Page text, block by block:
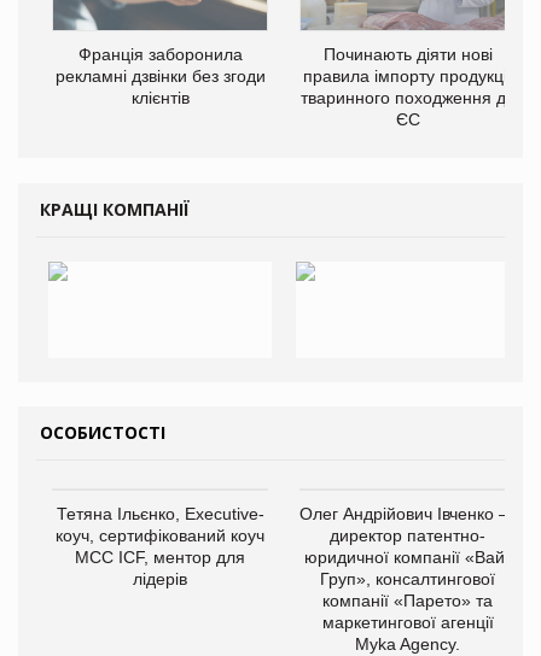
Франція заборонила
рекламні дзвінки без згоди
клієнтів
Починають діяти нові
правила імпорту продукції
тваринного походження до
ЄС
КРАЩІ КОМПАНІЇ
ОСОБИСТОСТІ
Тетяна Ільєнко, Executive-
коуч, сертифікований коуч
МСС ICF, ментор для
лідерів
Олег Андрійович Івченко —
директор патентно-
юридичної компанії «Вайз
Груп», консалтингової
компанії «Парето» та
маркетингової агенції
Myka Agency.